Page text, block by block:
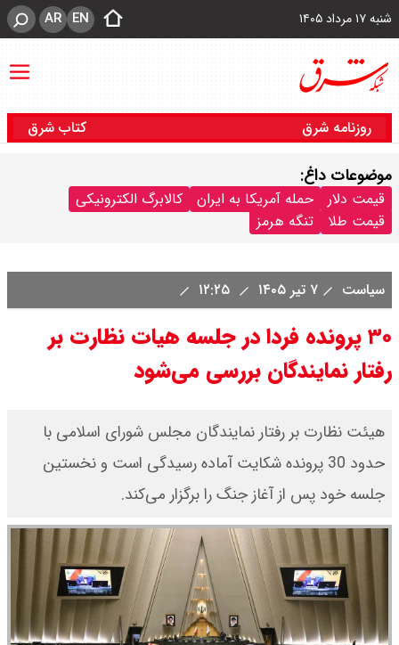
شنبه ۱۷ مرداد ۱۴۰۵ EN
AR
روزنامه شرق کتاب شرق
موضوعات داغ:
قیمت دلار حمله آمریکا به ایران
کالابرگ الکترونیکی
قیمت طلا
تنگه هرمز
سیاست ۷ تیر ۱۴۰۵
۳۰ پرونده فردا در جلسه هیات نظارت بر
رفتار نمایندگان بررسی می‌شود
هیئت نظارت بر رفتار نمایندگان مجلس شورای اسلامی با
حدود 30 پرونده شکایت آماده رسیدگی است و نخستین
جلسه خود پس از آغاز جنگ را برگزار می‌کند.